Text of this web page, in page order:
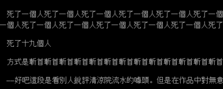
一個人死了一個人死了一個人死了一個人死了一個人死了一個
個人死了一個人死了一個人死了一個人死了一個人死了一個人死
了十九個人
是斬首斬首斬首斬首斬首斬首斬首斬首斬首斬首斬首斬首斬首
吧這段是看別人銳評清涼院流水的噱頭。但是在作品中對無意